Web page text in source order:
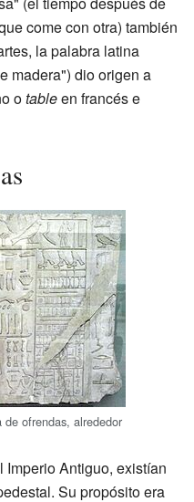
come con otra) también
la palabra latina
madera") dio origen a
otableen francés e
ofrendas, alrededor
Imperio Antiguo, existían
Su propósito era